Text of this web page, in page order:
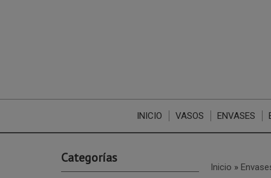
INICIO VASOS ENVASES
Categorías
Inicio »